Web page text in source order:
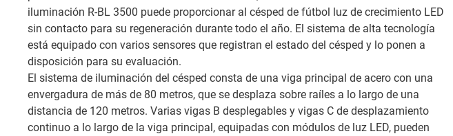
iluminación R-BL 3500 puede proporcionar al césped de fútbol luz de crecimiento LED
sin contacto para su regeneración durante todo el año. El sistema de alta tecnología
está equipado con varios sensores que registran el estado del césped y lo ponen a
disposición para su evaluación.
El sistema de iluminación del césped consta de una viga principal de acero con una
envergadura de más de 80 metros, que se desplaza sobre raíles a lo largo de una
distancia de 120 metros. Varias vigas B desplegables y vigas C de desplazamiento
continuo a lo largo de la viga principal, equipadas con módulos de luz LED, pueden